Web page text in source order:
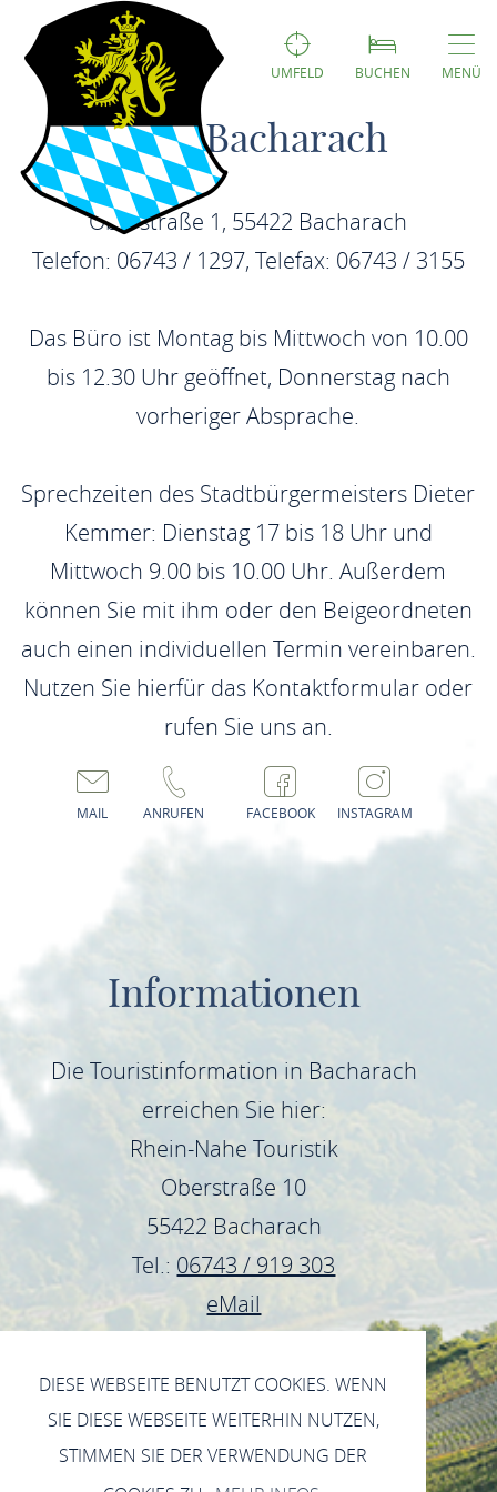
UMFELD BUCHEN MENÜ
Stadt Bacharach
Oberstraße 1, 55422 Bacharach
Telefon: 06743 / 1297, Telefax: 06743 / 3155
Das Büro ist Montag bis Mittwoch von 10.00
bis 12.30 Uhr geöffnet, Donnerstag nach
vorheriger Absprache.
Sprechzeiten des Stadtbürgermeisters Dieter
Kemmer: Dienstag 17 bis 18 Uhr und
Mittwoch 9.00 bis 10.00 Uhr. Außerdem
können Sie mit ihm oder den Beigeordneten
auch einen individuellen Termin vereinbaren.
Nutzen Sie hierfür das Kontaktformular oder
rufen Sie uns an.
MAIL ANRUFEN FACEBOOK INSTAGRAM
Informationen
Die Touristinformation in Bacharach
erreichen Sie hier:
Rhein-Nahe Touristik
Oberstraße 10
55422 Bacharach
Tel.: 06743 / 919 303
eMail
DIESE WEBSEITE BENUTZT COOKIES. WENN
SIE DIESE WEBSEITE WEITERHIN NUTZEN,
STIMMEN SIE DER VERWENDUNG DER